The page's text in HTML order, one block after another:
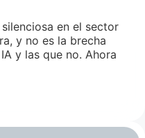
en el sector
y no es la brecha
y las que no. Ahora